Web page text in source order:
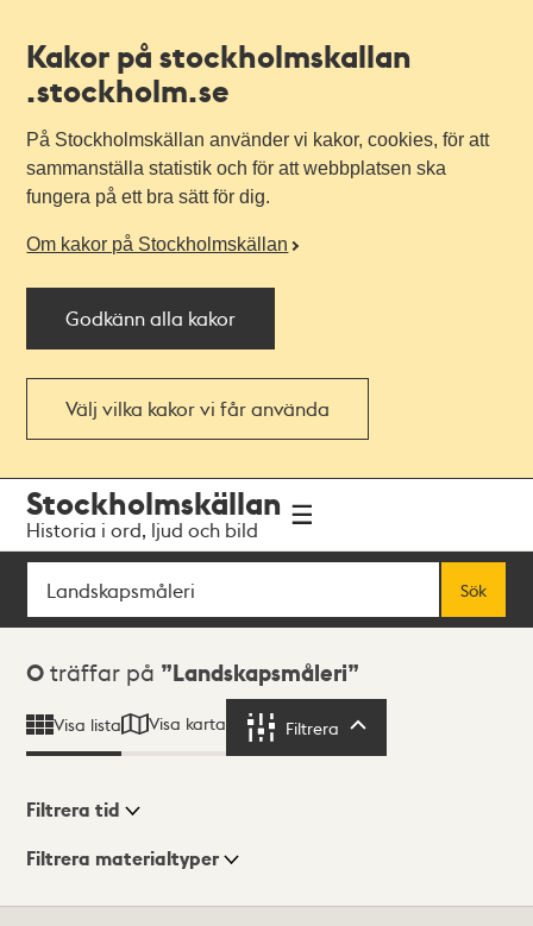
Kakor på stockholmskallan
.stockholm.se
På Stockholmskällan använder vi kakor, cookies, för att
sammanställa statistik och för att webbplatsen ska
fungera på ett bra sätt för dig.
Om kakor på Stockholmskällan
Godkänn alla kakor
Välj vilka kakor vi får använda
navigationen
huvudinnehållet
Stockholmskällan
Historia i ord, ljud och bild
Sök
Sök
Sökresultat
0 träffar på Landskapsmåleri
Visa lista Visa karta Filtrera
Visningsläge
Filtrera tid
Filtrera materialtyper